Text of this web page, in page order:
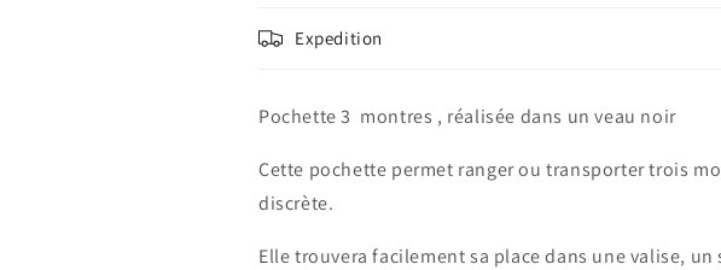
Expedition
Pochette 3 montres , réalisée dans un veau noir
Cette pochette permet ranger ou transporter trois
discrète.
Elle trouvera facilement sa place dans une valise, un